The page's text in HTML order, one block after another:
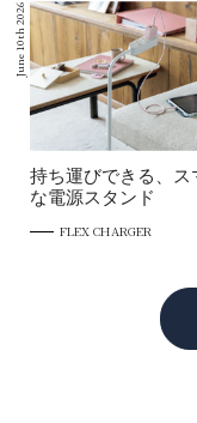
June 10th 2026
持ち運びできる、ス
な電源スタンド
FLEX CHARGER